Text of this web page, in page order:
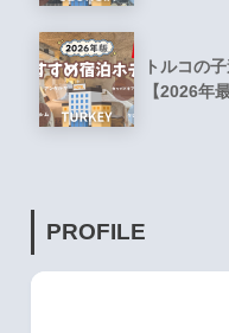
トルコの
【2026年
PROFILE